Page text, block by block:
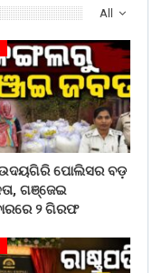
All
ପୋଲିସର ବଡ଼
ଗଞ୍ଜେଇ
୨ ଗିରଫ